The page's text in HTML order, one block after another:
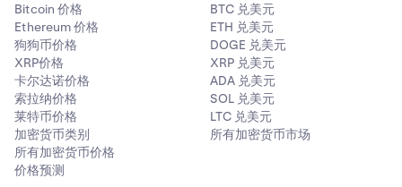
Bitcoin 价格
Ethereum 价格
狗狗币价格
XRP价格
卡尔达诺价格
索拉纳价格
莱特币价格
加密货币类别
所有加密货币价格
价格预测
BTC 兑美元
ETH 兑美元
DOGE 兑美元
XRP 兑美元
ADA 兑美元
SOL 兑美元
LTC 兑美元
所有加密货币市场